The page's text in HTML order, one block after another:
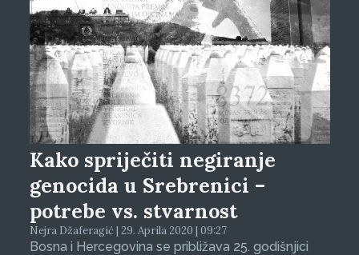
Kako spriječiti negiranje
genocida u Srebrenici –
potrebe vs. stvarnost
Nejra Džaferagić | 29. Aprila 2020 | 09:27
Bosna i Hercegovina se približava 25. godišnjici